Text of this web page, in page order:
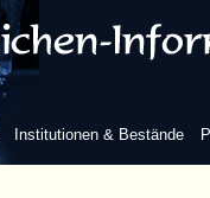
Institutionen & Bestände